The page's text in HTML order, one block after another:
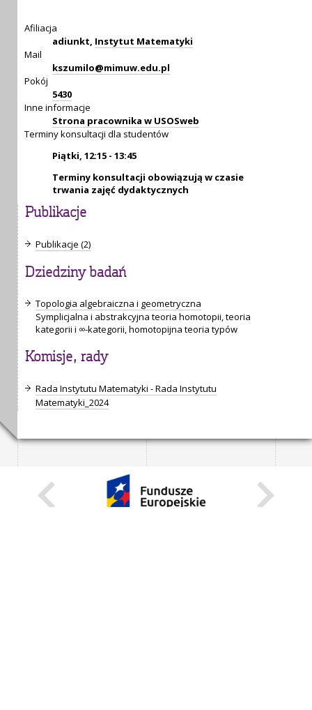
Afiliacja
adiunkt, Instytut Matematyki
Mail
kszumilo@mimuw.edu.pl
Pokój
5430
Inne informacje
Strona pracownika w USOSweb
Terminy konsultacji dla studentów
Piątki, 12:15 - 13:45
Terminy konsultacji obowiązują w czasie
trwania zajęć dydaktycznych
Publikacje
Publikacje (2)
Dziedziny badań
Topologia algebraiczna i geometryczna
Symplicjalna i abstrakcyjna teoria homotopii, teoria
kategorii i ∞-kategorii, homotopijna teoria typów
Komisje, rady
Rada Instytutu Matematyki - Rada Instytutu
Matematyki_2024